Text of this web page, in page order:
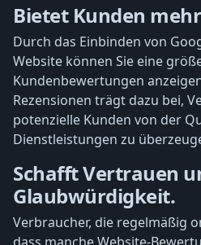
Bietet Kunden
Durch das Einbinden von
Website können Sie eine
Kundenbewertungen
Rezensionen trägt dazu bei,
potenzielle Kunden von der
Dienstleistungen zu
Schafft Vertrauen
Glaubwürdigkeit.
Verbraucher, die regelmäßig